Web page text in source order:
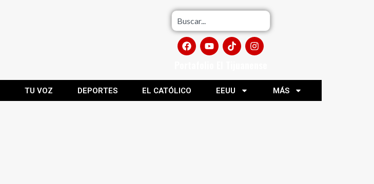
TU VOZ DEPORTES EL CATÓLICO EEUU MÁS